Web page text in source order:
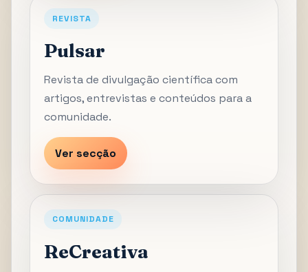
REVISTA
Pulsar
Revista de divulgação científica com
artigos, entrevistas e conteúdos para a
comunidade.
Ver secção
COMUNIDADE
ReCreativa